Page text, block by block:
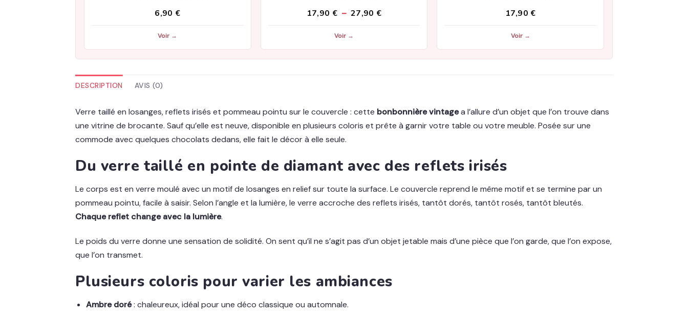
6,90 €
Voir →
17,90 € – 27,90 €Plage
de
Voir →
17,90 €
Voir →
DESCRIPTION AVIS (0)
Verre taillé en losanges, reflets irisés et pommeau pointu sur le couvercle : cette bonbonnière vintagea l’allure d’un objet que l’on trouve dans
une vitrine de brocante. Sauf qu’elle est neuve, disponible en plusieurs coloris et prête à garnir votre table ou votre meuble. Posée sur une
commode avec quelques chocolats dedans, elle fait le décor à elle seule.
Du verre taillé en pointe de diamant avec des reflets irisés
Le corps est en verre moulé avec un motif de losanges en relief sur toute la surface. Le couvercle reprend le même motif et se termine par un
pommeau pointu, facile à saisir. Selon l’angle et la lumière, le verre accroche des reflets irisés, tantôt dorés, tantôt rosés, tantôt bleutés.
Chaque reflet change avec la lumière.
Le poids du verre donne une sensation de solidité. On sent qu’il ne s’agit pas d’un objet jetable mais d’une pièce que l’on garde, que l’on expose,
que l’on transmet.
Plusieurs coloris pour varier les ambiances
Ambre doré: chaleureux, idéal pour une déco classique ou automnale.